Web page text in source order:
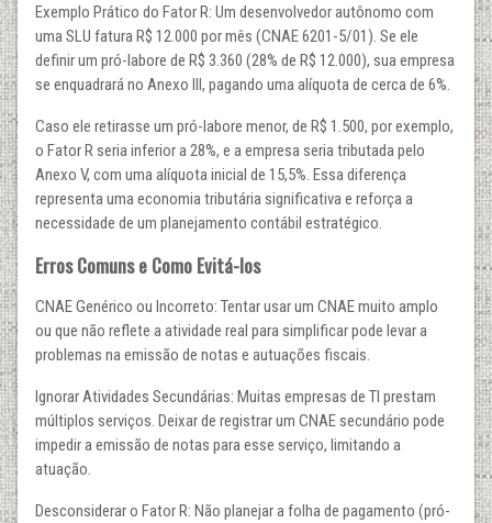
Exemplo Prático do Fator R: Um desenvolvedor autônomo com
uma SLU fatura R$ 12.000 por mês (CNAE 6201-5/01). Se ele
definir um pró-labore de R$ 3.360 (28% de R$ 12.000), sua empresa
se enquadrará no Anexo III, pagando uma alíquota de cerca de 6%.
Caso ele retirasse um pró-labore menor, de R$ 1.500, por exemplo,
o Fator R seria inferior a 28%, e a empresa seria tributada pelo
Anexo V, com uma alíquota inicial de 15,5%. Essa diferença
representa uma economia tributária significativa e reforça a
necessidade de um planejamento contábil estratégico.
Erros Comuns e Como Evitá-los
CNAE Genérico ou Incorreto: Tentar usar um CNAE muito amplo
ou que não reflete a atividade real para simplificar pode levar a
problemas na emissão de notas e autuações fiscais.
Ignorar Atividades Secundárias: Muitas empresas de TI prestam
múltiplos serviços. Deixar de registrar um CNAE secundário pode
impedir a emissão de notas para esse serviço, limitando a
atuação.
Desconsiderar o Fator R: Não planejar a folha de pagamento (pró-